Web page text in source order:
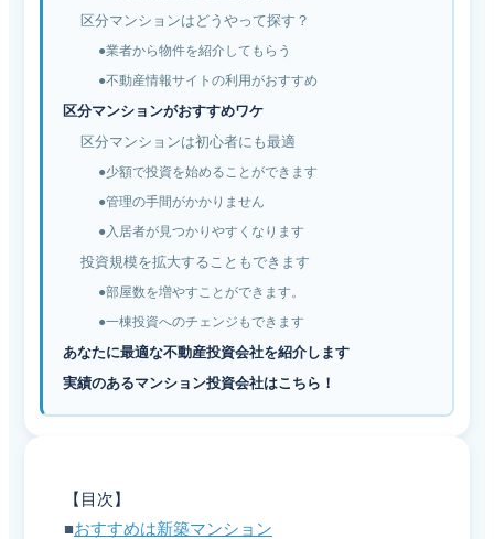
区分マンションはどうやって探す？
●業者から物件を紹介してもらう
●不動産情報サイトの利用がおすすめ
区分マンションがおすすめワケ
区分マンションは初心者にも最適
●少額で投資を始めることができます
●管理の手間がかかりません
●入居者が見つかりやすくなります
投資規模を拡大することもできます
●部屋数を増やすことができます。
●一棟投資へのチェンジもできます
あなたに最適な不動産投資会社を紹介します
実績のあるマンション投資会社はこちら！
【目次】
■おすすめは新築マンション